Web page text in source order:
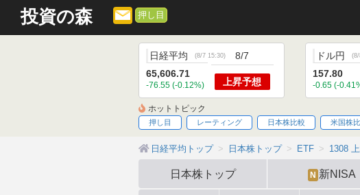
投資の森 押し目
日経平均 (8/7 15:30)
65,606.71
-76.55 (-0.12%)
8/7
上昇予想
ドル円 (8/
157.80
-0.65 (-
ホットトピック
押し目 レーティング 日本株比較 米国株
日経平均トップ 日本株トップ ETF 1308
日本株トップ N 新NISA